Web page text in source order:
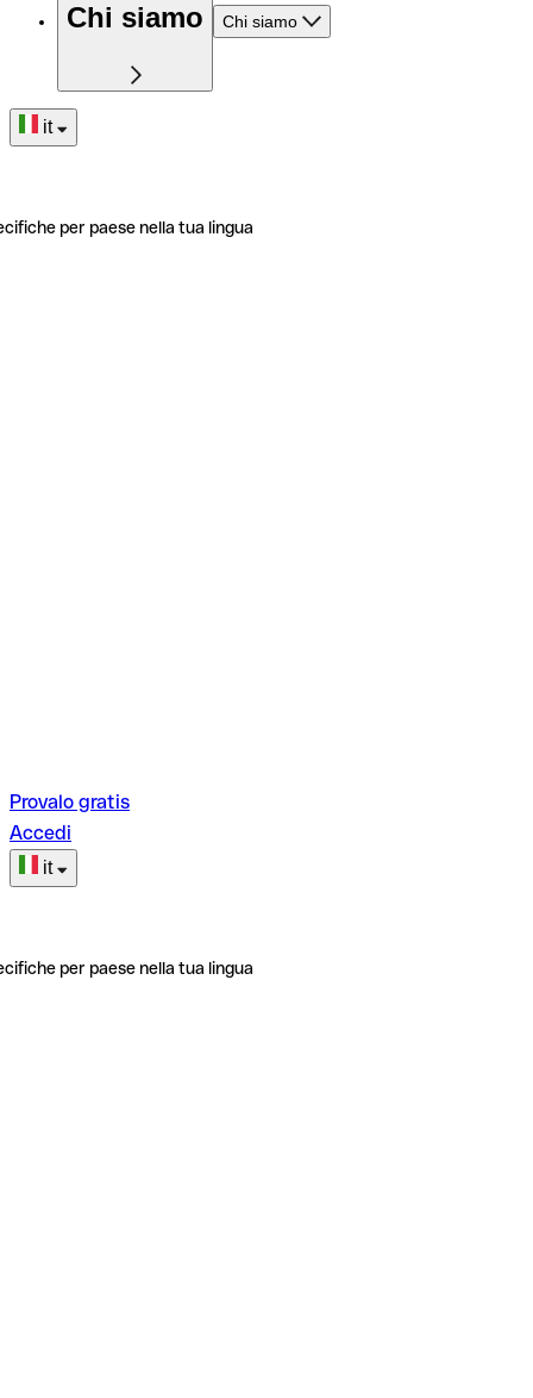
Chi siamo Chi siamo
it
per paese nella tua lingua
Provalo gratis
Accedi
it
per paese nella tua lingua